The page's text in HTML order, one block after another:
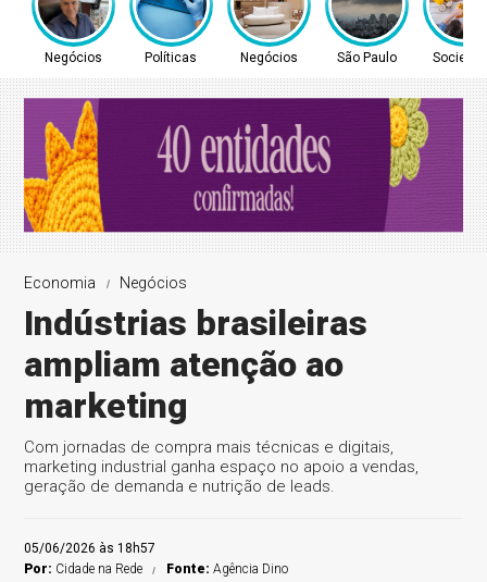
Negócios Políticas Negócios São Paulo
Economia Negócios
Indústrias brasileiras
ampliam atenção ao
marketing
Com jornadas de compra mais técnicas e digitais,
marketing industrial ganha espaço no apoio a vendas,
geração de demanda e nutrição de leads.
05/06/2026 às 18h57
Por: Cidade na Rede Fonte:Agência Dino